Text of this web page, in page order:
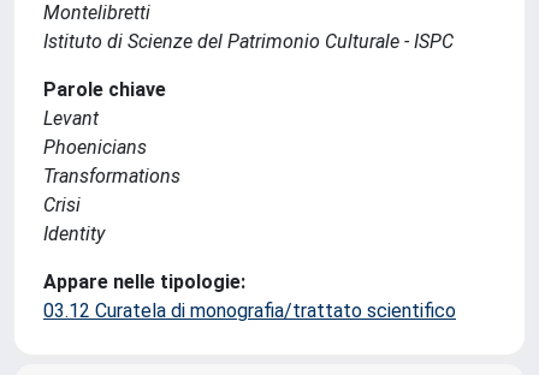
Montelibretti
Istituto di Scienze del Patrimonio Culturale - ISPC
Parole chiave
Levant
Phoenicians
Transformations
Crisi
Identity
Appare nelle tipologie:
03.12 Curatela di monografia/trattato scientifico